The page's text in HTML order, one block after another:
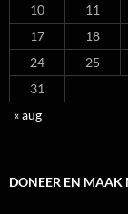
10
11
17
18
24
25
31
« aug
DONEER EN MAAK